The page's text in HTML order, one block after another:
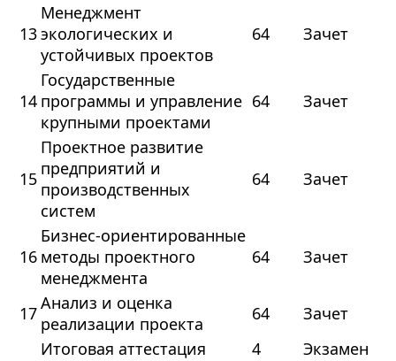
13
Менеджмент
экологических и
устойчивых проектов
64 Зачет
14
Государственные
программы и управление
крупными проектами
64 Зачет
15
Проектное развитие
предприятий и
производственных
систем
64 Зачет
16
Бизнес-ориентированные
методы проектного
менеджмента
64 Зачет
17Анализ и оценка
реализации проекта
64
Зачет
Итоговая аттестация
4
Экзамен